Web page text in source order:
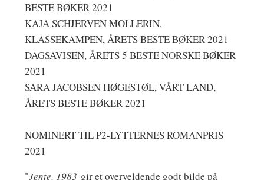
BESTE BØKER 2021
KAJA SCHJERVEN MOLLERIN,
KLASSEKAMPEN, ÅRETS BESTE BØKER 2021
DAGSAVISEN, ÅRETS 5 BESTE NORSKE BØKER
2021
SARA JACOBSEN HØGESTØL, VÅRT LAND,
ÅRETS BESTE BØKER 2021
NOMINERT TIL P2-LYTTERNES ROMANPRIS
2021
"Jente, 1983 gir et overveldende godt bilde på